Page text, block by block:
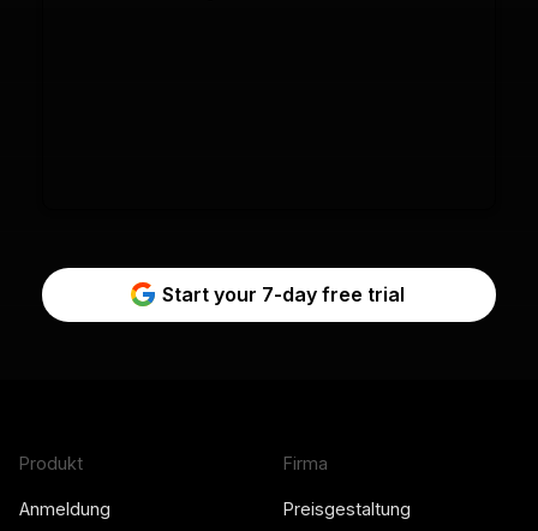
Start your 7-day free trial
Produkt
Anmeldung
Firma
Preisgestaltung